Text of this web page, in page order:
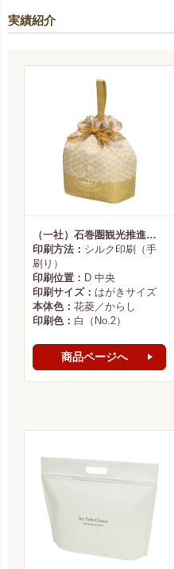
実績紹介
（一社）石巻圏観光推進機構様
印刷方法： シルク印刷（手
刷り）
印刷位置： D 中央
印刷サイズ： はがきサイズ
本体色： 花菱／からし
印刷色： 白（No.2）
商品ページへ